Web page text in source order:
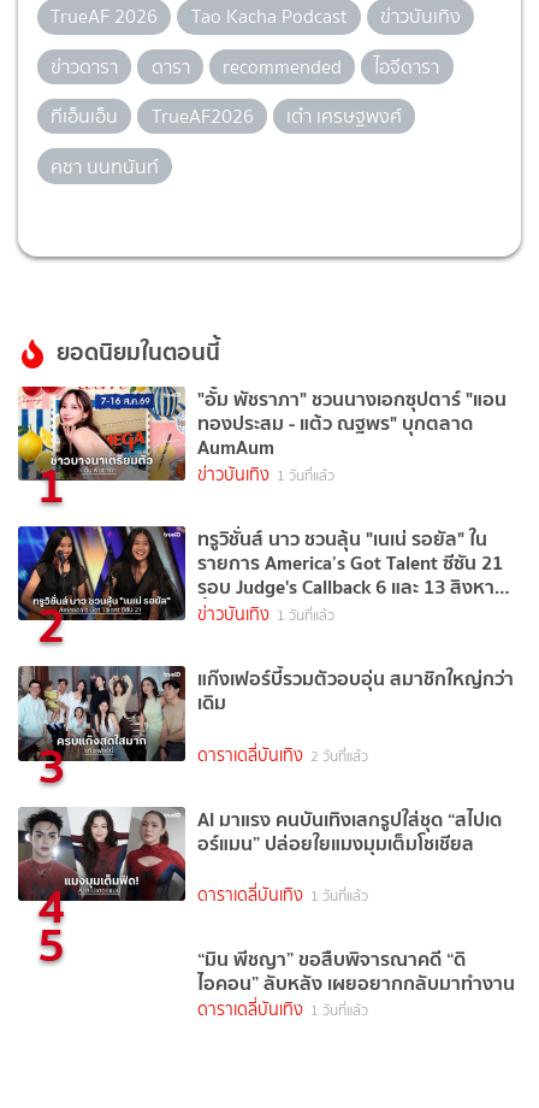
TrueAF 2026 Tao Kacha Podcast
ข่าวบันเทิง
ข่าวดารา
ดารา recommended
ไอจีดารา
ทีเอ็นเอ็น
TrueAF2026
เต๋า เศรษฐพงศ์
คชา นนทนันท์
ยอดนิยมในตอนนี้
1
"อั้ม พัชราภา" ชวนนางเอกซุปตาร์ "แอน
ทองประสม - แต้ว ณฐพร" บุกตลาด
AumAum
ข่าวบันเทิง 1 วันที่แล้ว
2
ทรูวิชั่นส์ นาว ชวนลุ้น "เนเน่ รอยัล" ใน
รายการ America’s Got Talent ซีซัน 21
รอบ Judge's Callback 6 และ 13 สิงหาคม
นี้
ข่าวบันเทิง 1 วันที่แล้ว
3
แก๊งเฟอร์บี้รวมตัวอบอุ่น สมาชิกใหญ่กว่า
เดิม
ดาราเดลี่บันเทิง 2 วันที่แล้ว
4
AI มาแรง คนบันเทิงเสกรูปใส่ชุด “สไปเด
อร์แมน” ปล่อยใยแมงมุมเต็มโชเชียล
ดาราเดลี่บันเทิง 1 วันที่แล้ว
5 “มิน พีชญา” ขอสืบพิจารณาคดี “ดิ
ไอคอน” ลับหลัง เผยอยากกลับมาทำงาน
ดาราเดลี่บันเทิง 1 วันที่แล้ว